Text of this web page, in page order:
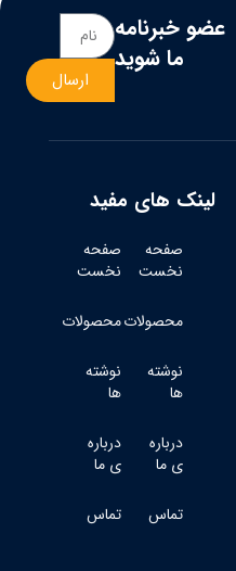
عضو خبرنامه
ما شوید
ارسال
لینک های مفید
صفحه
نخست
محصولات
نوشته
ها
درباره
ی ما
تماس
صفحه
نخست
محصولات
نوشته
ها
درباره
ی ما
تماس